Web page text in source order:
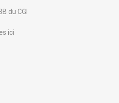
du CGI
ici